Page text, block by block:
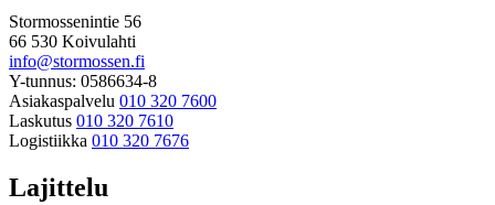
Stormossenintie 56
66 530 Koivulahti
info@stormossen.fi
Y-tunnus: 0586634-8
Asiakaspalvelu 010 320 7600
Laskutus 010 320 7610
Logistiikka 010 320 7676
Lajittelu